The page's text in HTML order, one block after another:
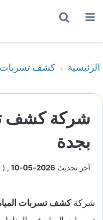
القائمة
الرئيسية كشف تسربات
شركة كشف
بجدة
آخر تحديث 2026-05-10 , ( 246075 ) مشاهدة
شركةكشف تسربات